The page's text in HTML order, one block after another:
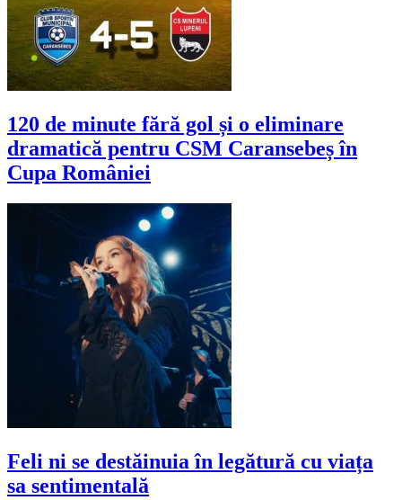
120 de minute fără gol și o eliminare
dramatică pentru CSM Caransebeș în
Cupa României
Feli ni se destăinuia în legătură cu viața
sa sentimentală